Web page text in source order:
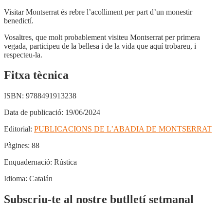
Visitar Montserrat és rebre l’acolliment per part d’un monestir
benedictí.
Vosaltres, que molt probablement visiteu Montserrat per primera
vegada, participeu de la bellesa i de la vida que aquí trobareu, i
respecteu-la.
Fitxa tècnica
ISBN: 9788491913238
Data de publicació: 19/06/2024
Editorial: PUBLICACIONS DE L’ABADIA DE MONTSERRAT
Pàgines: 88
Enquadernació: Rústica
Idioma: Catalán
Subscriu-te al nostre butlletí setmanal